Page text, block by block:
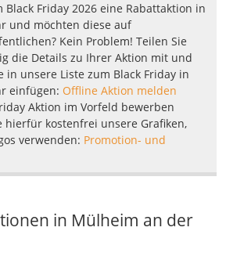
Black Friday 2026 eine Rabattaktion in
und möchten diese auf
Kein Problem! Teilen Sie
die Details zu Ihrer Aktion mit und
in unsere Liste zum Black Friday in
einfügen: Offline Aktion melden
Aktion im Vorfeld bewerben
hierfür kostenfrei unsere Grafiken,
verwenden: Promotion- und
in Mülheim an der